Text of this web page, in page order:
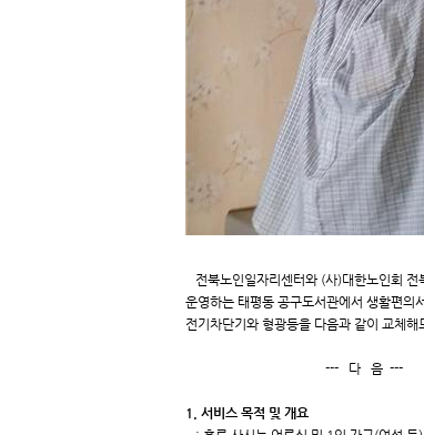
전북노인일자리센터와 (사)대한노인회
운영하는 태평동 공구도서관에서 생활편의
전기차단기와 형광등을 다음과 같이 교체해
--- 다 음 ---
1. 서비스 목적 및 개요